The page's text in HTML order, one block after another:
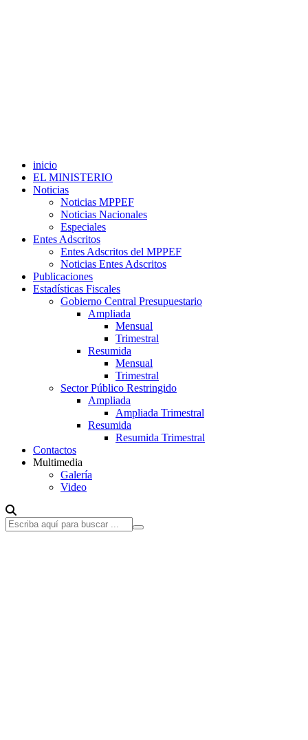
inicio
EL MINISTERIO
Noticias
Noticias MPPEF
Noticias Nacionales
Especiales
Entes Adscritos
Entes Adscritos del MPPEF
Noticias Entes Adscritos
Publicaciones
Estadísticas Fiscales
Gobierno Central Presupuestario
Ampliada
Mensual
Trimestral
Resumida
Mensual
Trimestral
Sector Público Restringido
Ampliada
Ampliada Trimestral
Resumida
Resumida Trimestral
Contactos
Multimedia
Galería
Video